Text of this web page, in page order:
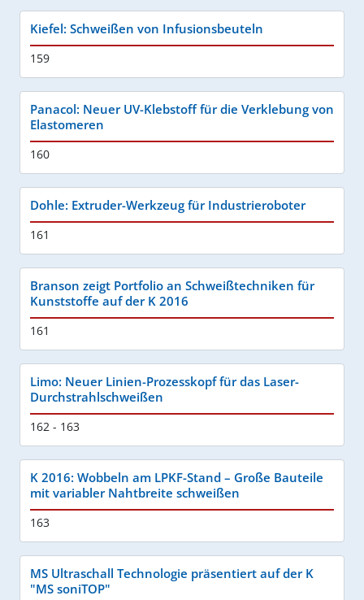
Kiefel: Schweißen von Infusionsbeuteln
159
Panacol: Neuer UV-Klebstoff für die Verklebung von
Elastomeren
160
Dohle: Extruder-Werkzeug für Industrieroboter
161
Branson zeigt Portfolio an Schweißtechniken für
Kunststoffe auf der K 2016
161
Limo: Neuer Linien-Prozesskopf für das Laser-
Durchstrahlschweißen
162 - 163
K 2016: Wobbeln am LPKF-Stand – Große Bauteile
mit variabler Nahtbreite schweißen
163
MS Ultraschall Technologie präsentiert auf der K
"MS soniTOP"